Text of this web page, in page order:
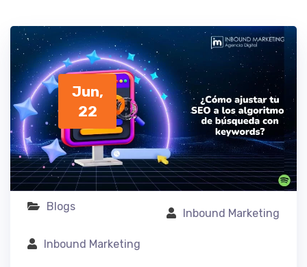
Jun,
22
Blogs
Inbound Marketing
Inbound Marketing